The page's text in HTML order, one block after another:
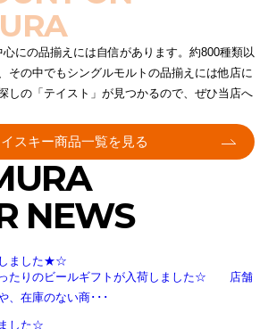
にの品揃えには自信があります。約800種類以
その中でもシングルモルトの品揃えには他店に
しの「テイスト」が見つかるので、ぜひ当店へ
スキー商品一覧を見る
NEWS
ました★☆
たりのビールギフトが入荷しました☆ 店舗
、在庫のない商･･･
した☆